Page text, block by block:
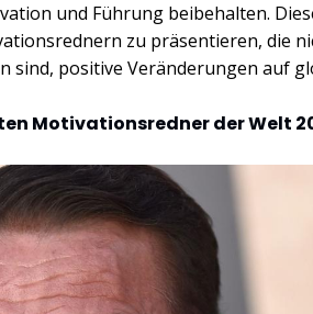
und Führung beibehalten.
zu präsentieren, die
sind, positive Veränderungen auf
Motivationsredner der Welt